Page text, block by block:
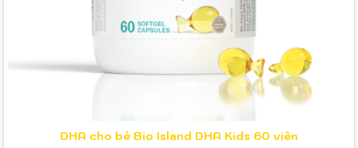
DHA cho bé Bio Island DHA Kids 60 viên